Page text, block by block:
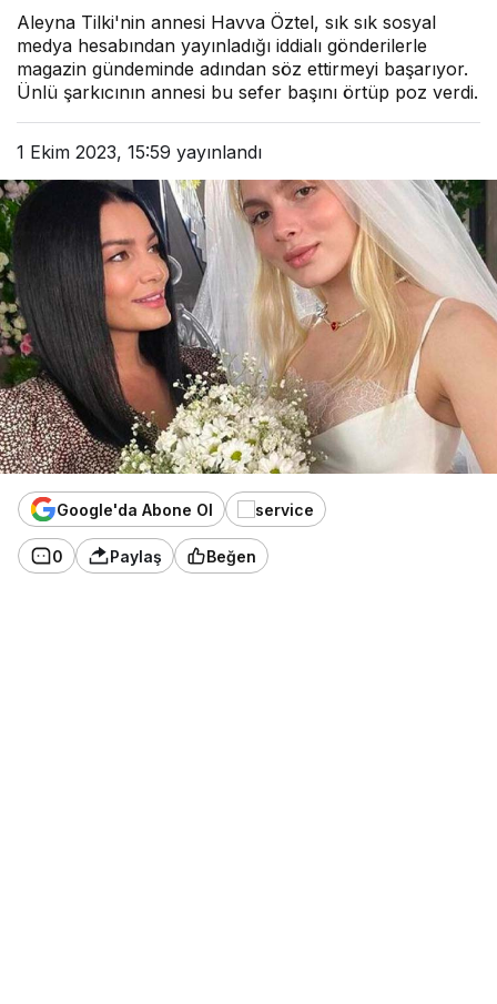
Aleyna Tilki'nin annesi Havva Öztel, sık sık sosyal
medya hesabından yayınladığı iddialı gönderilerle
magazin gündeminde adından söz ettirmeyi başarıyor.
Ünlü şarkıcının annesi bu sefer başını örtüp poz verdi.
1 Ekim 2023, 15:59 yayınlandı
Google'da Abone Ol
0 Paylaş Beğen